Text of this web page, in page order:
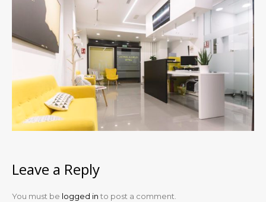
Leave a Reply
You must be logged in to post a comment.